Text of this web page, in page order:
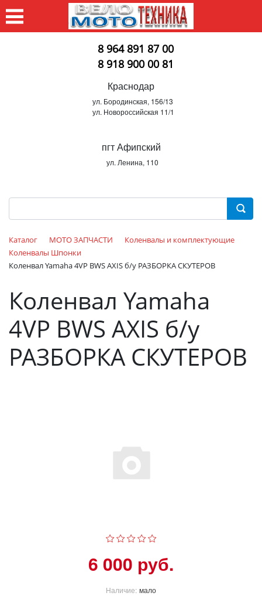
8 964 891 87 00
8 918 900 00 81
Краснодар
ул. Бородинская, 156/13
ул. Новороссийская 11/1
пгт Афипский
ул. Ленина, 110
Каталог МОТО ЗАПЧАСТИ
Коленвалы и комплектующие
Коленвалы Шпонки
Коленвал Yamaha 4VP BWS AXIS б/у РАЗБОРКА СКУТЕРОВ
Коленвал Yamaha
4VP BWS AXIS б/у
РАЗБОРКА СКУТЕРОВ
6 000 руб.
Наличие: мало